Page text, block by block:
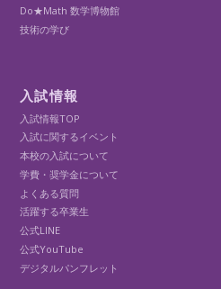
Do★Math 数学博物館
技術の学び
入試情報
入試情報TOP
入試に関するイベント
本校の入試について
学費・奨学金について
よくある質問
活躍する卒業生
公式LINE
公式YouTube
デジタルパンフレット